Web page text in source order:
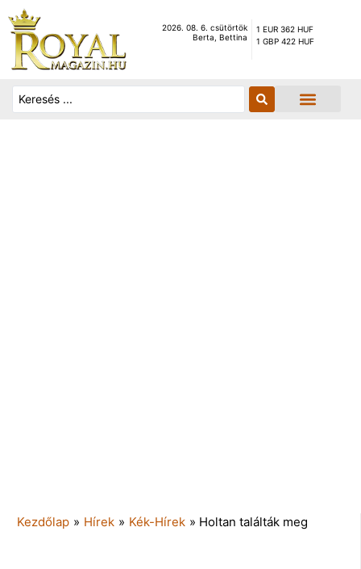
2026. 08. 6. csütörtök
Berta, Bettina
1 EUR 362 HUF
1 GBP 422 HUF
Kezdőlap » Hírek » Kék-Hírek » Holtan találták meg